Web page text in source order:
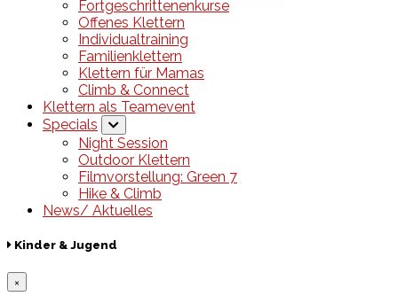
Fortgeschrittenenkurse
Offenes Klettern
Individualtraining
Familienklettern
Klettern für Mamas
Climb & Connect
Klettern als Teamevent
Specials
Night Session
Outdoor Klettern
Filmvorstellung: Green 7
Hike & Climb
News/ Aktuelles
Kinder & Jugend
×